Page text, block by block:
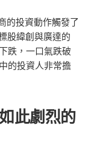
的投資動作觸發了
股緯創與廣達的
跌，一口氣跌破
的投資人非常擔
此劇烈的